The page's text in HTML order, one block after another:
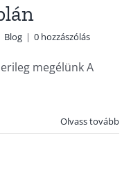
Blog | 0 hozzászólás
megélünk A
Olvass tovább